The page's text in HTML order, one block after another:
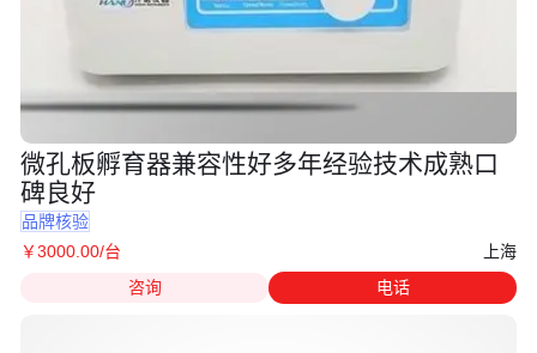
微孔板孵育器兼容性好多年经验技术成熟口
碑良好
品牌核验
￥3000 .00/台
上海
咨询
电话